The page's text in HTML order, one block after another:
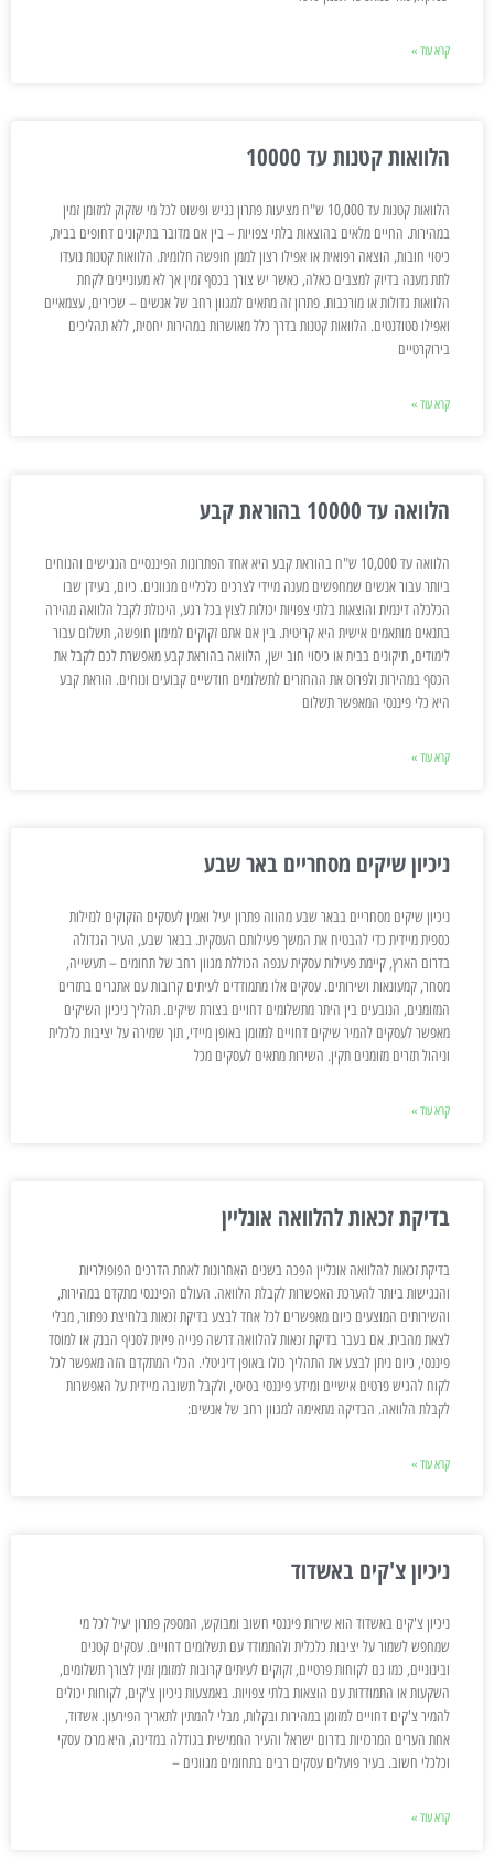
קרא עוד »
הלוואות קטנות עד 10000
הלוואות קטנות עד 10,000 ש"ח מציעות פתרון נגיש ופשוט לכל מי שזקוק למזומן זמין
במהירות. החיים מלאים בהוצאות בלתי צפויות – בין אם מדובר בתיקונים דחופים בבית,
כיסוי חובות, הוצאה רפואית או אפילו רצון לממן חופשה חלומית. הלוואות קטנות נועדו
לתת מענה בדיוק למצבים כאלה, כאשר יש צורך בכסף זמין אך לא מעוניינים לקחת
הלוואות גדולות או מורכבות. פתרון זה מתאים למגוון רחב של אנשים – שכירים, עצמאיים
ואפילו סטודנטים. הלוואות קטנות בדרך כלל מאושרות במהירות יחסית, ללא תהליכים
בירוקרטיים
קרא עוד »
הלוואה עד 10000 בהוראת קבע
הלוואה עד 10,000 ש"ח בהוראת קבע היא אחד הפתרונות הפיננסיים הנגישים והנוחים
ביותר עבור אנשים שמחפשים מענה מיידי לצרכים כלכליים מגוונים. כיום, בעידן שבו
הכלכלה דינמית והוצאות בלתי צפויות יכולות לצוץ בכל רגע, היכולת לקבל הלוואה מהירה
בתנאים מותאמים אישית היא קריטית. בין אם אתם זקוקים למימון חופשה, תשלום עבור
לימודים, תיקונים בבית או כיסוי חוב ישן, הלוואה בהוראת קבע מאפשרת לכם לקבל את
הכסף במהירות ולפרוס את ההחזרים לתשלומים חודשיים קבועים ונוחים. הוראת קבע
היא כלי פיננסי המאפשר תשלום
קרא עוד »
ניכיון שיקים מסחריים באר שבע
ניכיון שיקים מסחריים בבאר שבע מהווה פתרון יעיל ואמין לעסקים הזקוקים לנזילות
כספית מיידית כדי להבטיח את המשך פעילותם העסקית. בבאר שבע, העיר הגדולה
בדרום הארץ, קיימת פעילות עסקית ענפה הכוללת מגוון רחב של תחומים – תעשייה,
מסחר, קמעונאות ושירותים. עסקים אלו מתמודדים לעיתים קרובות עם אתגרים בתזרים
המזומנים, הנובעים בין היתר מתשלומים דחויים בצורת שיקים. תהליך ניכיון השיקים
מאפשר לעסקים להמיר שיקים דחויים למזומן באופן מיידי, תוך שמירה על יציבות כלכלית
וניהול תזרים מזומנים תקין. השירות מתאים לעסקים מכל
קרא עוד »
בדיקת זכאות להלוואה אונליין
בדיקת זכאות להלוואה אונליין הפכה בשנים האחרונות לאחת הדרכים הפופולריות
והנגישות ביותר להערכת האפשרות לקבלת הלוואה. העולם הפיננסי מתקדם במהירות,
והשירותים המוצעים כיום מאפשרים לכל אחד לבצע בדיקת זכאות בלחיצת כפתור, מבלי
לצאת מהבית. אם בעבר בדיקת זכאות להלוואה דרשה פנייה פיזית לסניף הבנק או למוסד
פיננסי, כיום ניתן לבצע את התהליך כולו באופן דיגיטלי. הכלי המתקדם הזה מאפשר לכל
לקוח להגיש פרטים אישיים ומידע פיננסי בסיסי, ולקבל תשובה מיידית על האפשרות
לקבלת הלוואה. הבדיקה מתאימה למגוון רחב של אנשים:
קרא עוד »
ניכיון צ'קים באשדוד
ניכיון צ'קים באשדוד הוא שירות פיננסי חשוב ומבוקש, המספק פתרון יעיל לכל מי
שמחפש לשמור על יציבות כלכלית ולהתמודד עם תשלומים דחויים. עסקים קטנים
ובינוניים, כמו גם לקוחות פרטיים, זקוקים לעיתים קרובות למזומן זמין לצורך תשלומים,
השקעות או התמודדות עם הוצאות בלתי צפויות. באמצעות ניכיון צ'קים, לקוחות יכולים
להמיר צ'קים דחויים למזומן במהירות ובקלות, מבלי להמתין לתאריך הפירעון. אשדוד,
אחת הערים המרכזיות בדרום ישראל והעיר החמישית בגודלה במדינה, היא מרכז עסקי
וכלכלי חשוב. בעיר פועלים עסקים רבים בתחומים מגוונים –
קרא עוד »